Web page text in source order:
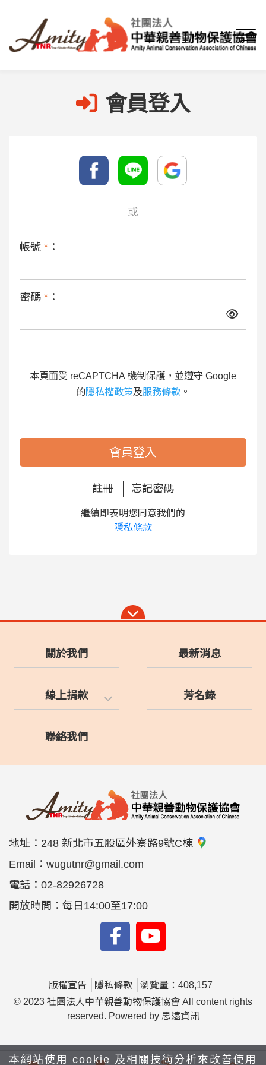
會員登入
或
帳號 * ：
密碼 * ：
本頁面受 reCAPTCHA 機制保護，並遵守 Google
的隱私權政策及服務條款 。
會員登入
註冊 忘記密碼
繼續即表明您同意我們的
隱私條款
關於我們 最新消息
線上捐款 芳名錄
聯絡我們
地址： 248 新北市五股區外寮路9號C棟
Email： wugutnr@gmail.com
電話： 02-82926728
開放時間：每日14:00至17:00
版權宣告 隱私條款
瀏覽量：408,157
© 2023 社團法人中華親善動物保護協會 All content rights
reserved. Powered by 思遠資訊
本網站使用 cookie 及相關技術分析來改善使用